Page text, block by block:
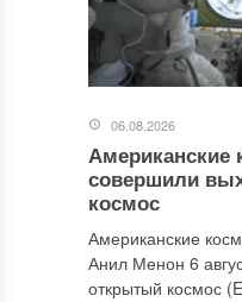
06.08.2026
Американские
совершили
космос
Американские
Анил Менон 6
открытый космос